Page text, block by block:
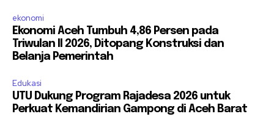
ekonomi
Ekonomi Aceh Tumbuh 4,86 Persen pada
Triwulan II 2026, Ditopang Konstruksi dan
Belanja Pemerintah
Edukasi
UTU Dukung Program Rajadesa 2026 untuk
Perkuat Kemandirian Gampong di Aceh Barat